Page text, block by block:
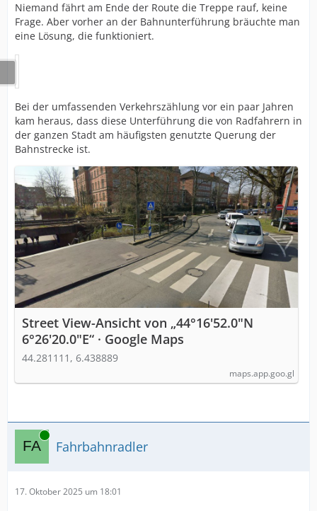
Niemand fährt am Ende der Route die Treppe rauf, keine
Frage. Aber vorher an der Bahnunterführung bräuchte man
eine Lösung, die funktioniert.
Bei der umfassenden Verkehrszählung vor ein paar Jahren
kam heraus, dass diese Unterführung die von Radfahrern in
der ganzen Stadt am häufigsten genutzte Querung der
Bahnstrecke ist.
Street View-Ansicht von „44°16'52.0"N
6°26'20.0"E“ · Google Maps
44.281111, 6.438889
maps.app.goo.gl
Online
Fahrbahnradler
17. Oktober 2025 um 18:01